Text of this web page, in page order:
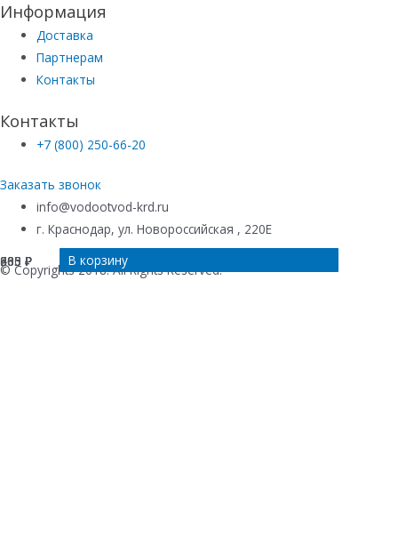
803 ₽ В корзину
205 ₽ В корзину
680 ₽ В корзину
465 ₽ В корзину
Информация
Доставка
Партнерам
Контакты
Контакты
+7 (800) 250-66-20
Заказать звонок
info@vodootvod-krd.ru
г. Краснодар, ул. Новороссийская , 220Е
© Copyrights 2018. All Rights Reserved.